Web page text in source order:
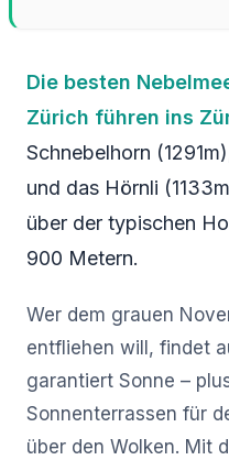
Die besten
Zürich führen ins
Schnebelhorn
und das Hörnli
über der typischen
900 Metern.
Wer dem grauen
entfliehen will, findet
garantiert Sonne –
Sonnenterrassen für
über den Wolken. Mit